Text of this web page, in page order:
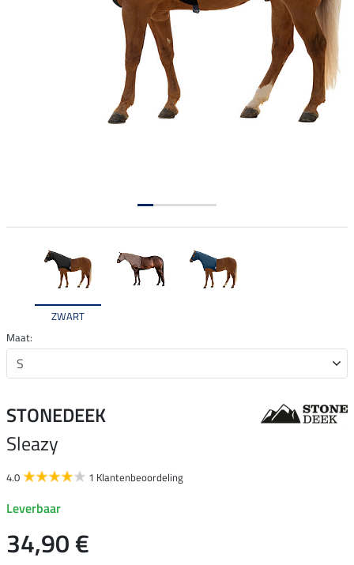
ZWART
Maat:
STONEDEEK
Sleazy
4.0 1 Klantenbeoordeling
Leverbaar
34,90 €